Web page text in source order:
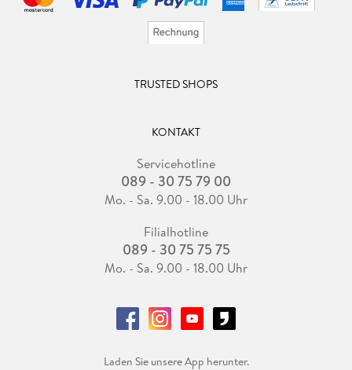
TRUSTED SHOPS
KONTAKT
Servicehotline
089 - 30 75 79 00
Mo. - Sa. 9.00 - 18.00 Uhr
Filialhotline
089 - 30 75 75 75
Mo. - Sa. 9.00 - 18.00 Uhr
Laden Sie unsere App herunter.